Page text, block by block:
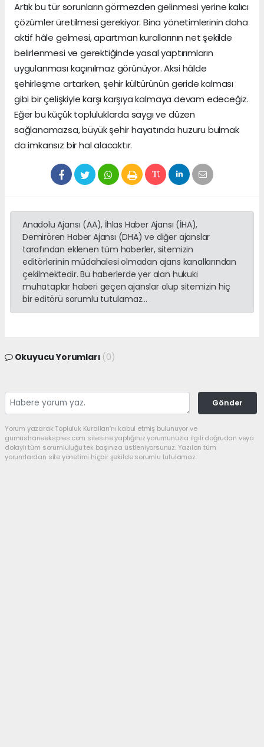
Artık bu tür sorunların görmezden gelinmesi yerine kalıcı
çözümler üretilmesi gerekiyor. Bina yönetimlerinin daha
aktif hâle gelmesi, apartman kurallarının net şekilde
belirlenmesi ve gerektiğinde yasal yaptırımların
uygulanması kaçınılmaz görünüyor. Aksi hâlde
şehirleşme artarken, şehir kültürünün geride kalması
gibi bir çelişkiyle karşı karşıya kalmaya devam edeceğiz.
Eğer bu küçük topluluklarda saygı ve düzen
sağlanamazsa, büyük şehir hayatında huzuru bulmak
da imkansız bir hal alacaktır.
Anadolu Ajansı (AA), İhlas Haber Ajansı (İHA),
Demirören Haber Ajansı (DHA) ve diğer ajanslar
tarafından eklenen tüm haberler, sitemizin
editörlerinin müdahalesi olmadan ajans kanallarından
çekilmektedir. Bu haberlerde yer alan hukuki
muhataplar haberi geçen ajanslar olup sitemizin hiç
bir editörü sorumlu tutulamaz...
Okuyucu Yorumları (0)
Gönder
Yorum yazarak Topluluk Kuralları’nı kabul etmiş bulunuyor ve
gumushaneekspres.com sitesine yaptığınız yorumunuzla ilgili doğrudan veya
dolaylı tüm sorumluluğu tek başınıza üstleniyorsunuz. Yazılan tüm
yorumlardan site yönetimi hiçbir şekilde sorumlu tutulamaz.